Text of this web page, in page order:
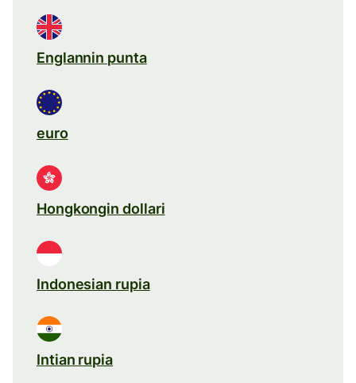
Englannin punta
euro
Hongkongin dollari
Indonesian rupia
Intian rupia